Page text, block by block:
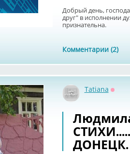
Добрый день,
друг" в исполнении
признательна.
Комментарии (2)
Tatiana
ДОНЕЦК.